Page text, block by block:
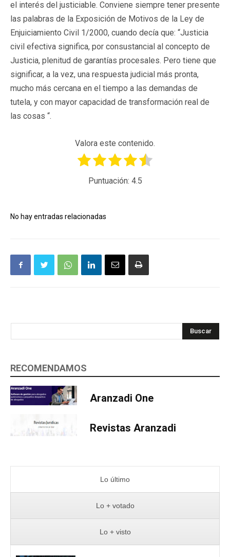
el interés del justiciable. Conviene siempre tener presente
las palabras de la Exposición de Motivos de la Ley de
Enjuiciamiento Civil 1/2000, cuando decía que: “Justicia
civil efectiva significa, por consustancial al concepto de
Justicia, plenitud de garantías procesales. Pero tiene que
significar, a la vez, una respuesta judicial más pronta,
mucho más cercana en el tiempo a las demandas de
tutela, y con mayor capacidad de transformación real de
las cosas “.
Valora este contenido.
Puntuación: 4.5
No hay entradas relacionadas
Buscar
RECOMENDAMOS
Aranzadi One
Revistas Aranzadi
Lo último
Lo + votado
Lo + visto